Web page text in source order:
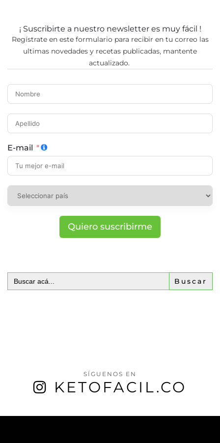
¡ Suscribirte a nuestro newsletter es muy fácil !
Regístrate en este formulario para recibir en tu correo las
ultimas novedades y recetas publicadas, mantente
actualizado.
E-mail
Quiero suscribirme
Buscar:
SÍGUENOS EN
KETOFACIL.CO